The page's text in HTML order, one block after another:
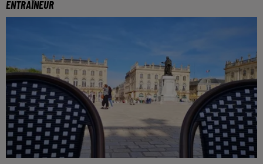
ENTRAÎNEUR
Il remplacera Pablo Correa sur le banc des rouges et